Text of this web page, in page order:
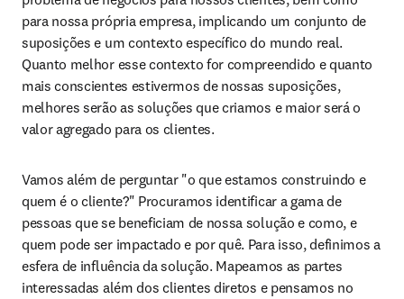
para nossa própria empresa, implicando um conjunto de
suposições e um contexto específico do mundo real.
Quanto melhor esse contexto for compreendido e quanto
mais conscientes estivermos de nossas suposições,
melhores serão as soluções que criamos e maior será o
valor agregado para os clientes.
Vamos além de perguntar "o que estamos construindo e
quem é o cliente?" Procuramos identificar a gama de
pessoas que se beneficiam de nossa solução e como, e
quem pode ser impactado e por quê. Para isso, definimos a
esfera de influência da solução. Mapeamos as partes
interessadas além dos clientes diretos e pensamos no